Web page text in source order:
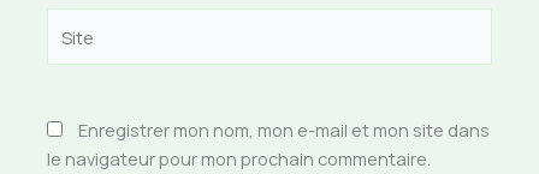
Enregistrer mon nom, mon e-mail et mon site dans
le navigateur pour mon prochain commentaire.